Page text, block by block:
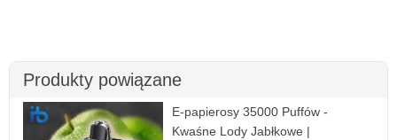
Produkty powiązane
E-papierosy 35000 Puffów -
Kwaśne Lody Jabłkowe |